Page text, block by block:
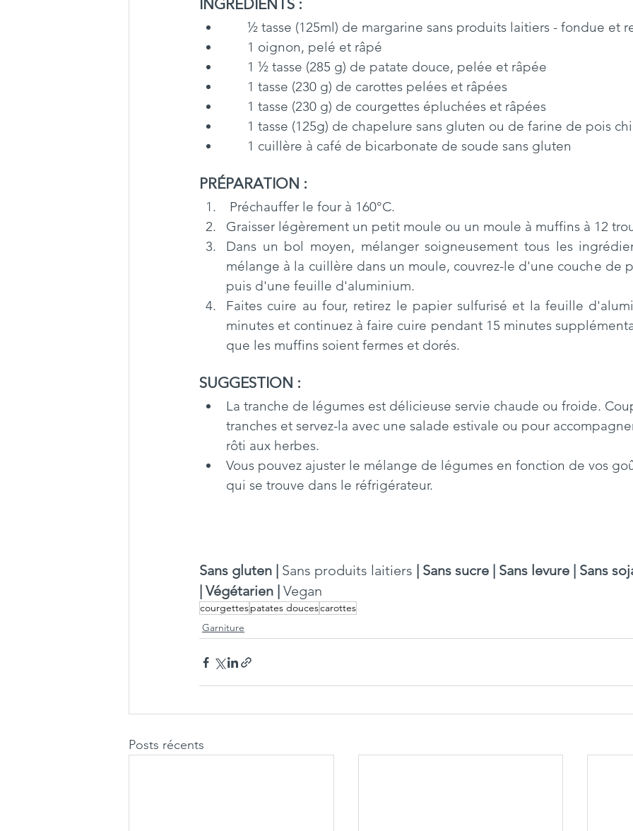
INGRÉDIENTS :
½ tasse (125ml) de margarine sans produits laitiers - fondue et
      1 oignon, pelé et râpé
      1 ½ tasse (285 g) de patate douce, pelée et râpée
      1 tasse (230 g) de carottes pelées et râpées
      1 tasse (230 g) de courgettes épluchées et râpées
1 tasse (125g) de chapelure sans gluten ou de farine de pois
      1 cuillère à café de bicarbonate de soude sans gluten
PRÉPARATION :
Préchauffer le four à 160°C.
Graisser légèrement un petit moule ou un moule à muffins à 12
Dans un bol moyen, mélanger soigneusement tous les
mélange à la cuillère dans un moule, couvrez-le d'une couche de
puis d'une feuille d'aluminium.
Faites cuire au four, retirez le papier sulfurisé et la feuille
minutes et continuez à faire cuire pendant 15 minutes
que les muffins soient fermes et dorés.
SUGGESTION :
La tranche de légumes est délicieuse servie chaude ou froide.
tranches et servez-la avec une salade estivale ou pour
rôti aux herbes.
Vous pouvez ajuster le mélange de légumes en fonction de vos
qui se trouve dans le réfrigérateur.
Sans gluten | Sans produits laitiers | Sans sucre | Sans levure | Sans
| Végétarien | Vegan
courgettespatates doucescarottes
Garniture
Posts récents